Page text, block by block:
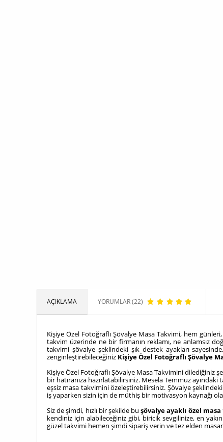
AÇIKLAMA YORUMLAR (22)
Kişiye Özel Fotoğraflı Şövalye Masa Takvimi, hem
takvim üzerinde ne bir firmanın reklamı, ne anlamsız
takvimi şövalye şeklindeki şık destek ayakları
zenginleştirebileceğiniz Kişiye Özel Fotoğraflı Şövalye
Kişiye Özel Fotoğraflı Şövalye Masa Takvimini dilediğiniz
bir hatıranıza hazırlatabilirsiniz. Mesela Temmuz ayındaki
eşsiz masa takvimini özeleştirebilirsiniz. Şövalye
iş yaparken sizin için de müthiş bir motivasyon kaynağı
Siz de şimdi, hızlı bir şekilde buşövalye ayaklı özel
kendiniz için alabileceğiniz gibi, biricik sevgilinize, en
güzel takvimi hemen şimdi sipariş verin ve tez elden